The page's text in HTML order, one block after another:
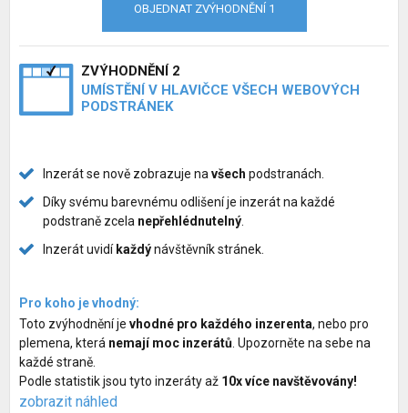
Chovatelské potřeby pro psy
Společné venčení psů
Zvýhodnění inzerátů
OBJEDNAT ZVÝHODNĚNÍ 1
ZVÝHODNĚNÍ 2
UMÍSTĚNÍ V HLAVIČCE VŠECH WEBOVÝCH
PODSTRÁNEK
Inzerát se nově zobrazuje na všech podstranách.
Díky svému barevnému odlišení je inzerát na každé
podstraně zcela nepřehlédnutelný
Inzerát uvidí každýnávštěvník stránek.
Pro koho je vhodný:
Toto zvýhodnění je vhodné pro každého inzerenta, nebo pro
plemena, která nemají moc inzerátů . Upozorněte na sebe na
každé straně.
Podle statistik jsou tyto inzeráty až 10x více navštěvovány!
zobrazit náhled